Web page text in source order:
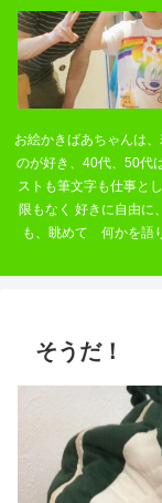
お絵かきばあちゃんは
のが好き、40代、50代
ストも筆文字も仕事と
限もなく 好きに自由に
も、眺めて 何かを語
そうだ！